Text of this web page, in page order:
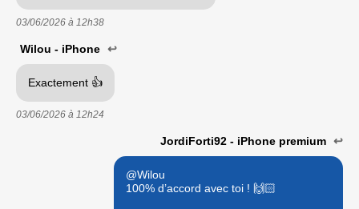
03/06/2026 à 12h38
Wilou - iPhone ↩
Exactement 👍
03/06/2026 à 12h24
JordiForti92 - iPhone premium ↩
@Wilou
100% d’accord avec toi ! 🙌🏻